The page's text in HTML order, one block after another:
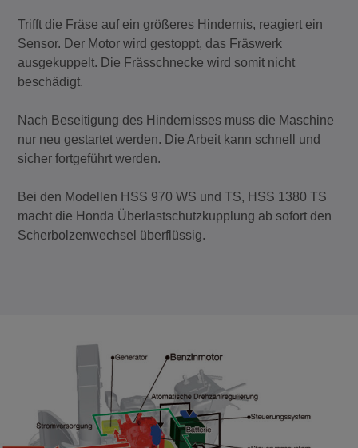
Trifft die Fräse auf ein größeres Hindernis, reagiert ein
Sensor. Der Motor wird gestoppt, das Fräswerk
ausgekuppelt. Die Frässchnecke wird somit nicht
beschädigt.
Nach Beseitigung des Hindernisses muss die Maschine
nur neu gestartet werden. Die Arbeit kann schnell und
sicher fortgeführt werden.
Bei den Modellen HSS 970 WS und TS, HSS 1380 TS
macht die Honda Überlastschutzkupplung ab sofort den
Scherbolzenwechsel überflüssig.